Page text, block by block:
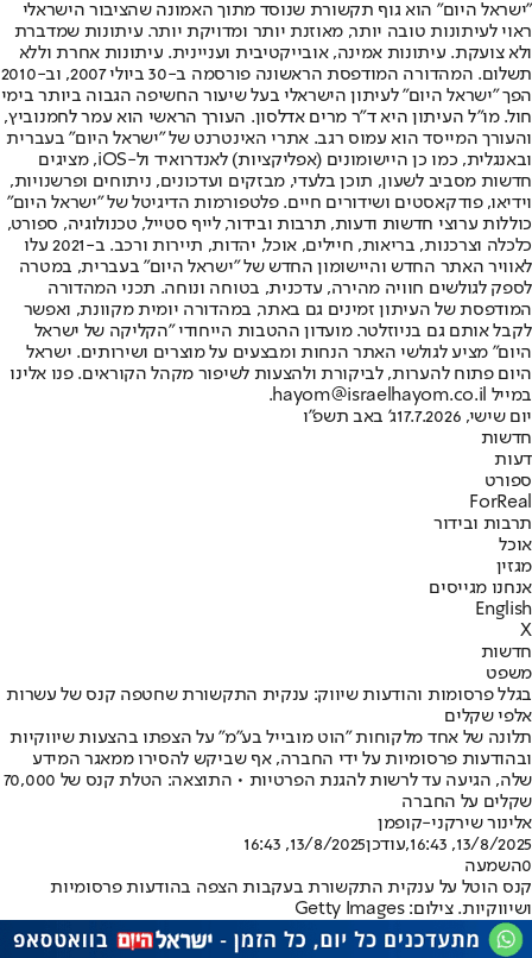
"ישראל היום" הוא גוף תקשורת שנוסד מתוך האמונה שהציבור הישראלי
ראוי לעיתונות טובה יותר, מאוזנת יותר ומדויקת יותר. עיתונות שמדברת
ולא צועקת. עיתונות אמינה, אובייקטיבית ועניינית. עיתונות אחרת וללא
תשלום. המהדורה המודפסת הראשונה פורסמה ב-30 ביולי 2007, וב-2010
הפך "ישראל היום" לעיתון הישראלי בעל שיעור החשיפה הגבוה ביותר בימי
חול. מו"ל העיתון היא ד"ר מרים אדלסון. העורך הראשי הוא עמר לחמנוביץ,
והעורך המייסד הוא עמוס רגב. אתרי האינטרנט של "ישראל היום" בעברית
ובאנגלית, כמו כן היישומונים (אפליקציות) לאנדרואיד ול-iOS, מציגים
חדשות מסביב לשעון, תוכן בלעדי, מבזקים ועדכונים, ניתוחים ופרשנויות,
וידיאו, פודקאסטים ושידורים חיים. פלטפורמות הדיגיטל של "ישראל היום"
כוללות ערוצי חדשות ודעות, תרבות ובידור, לייף סטייל, טכנולוגיה, ספורט,
כלכלה וצרכנות, בריאות, חיילים, אוכל, יהדות, תיירות ורכב. ב-2021 עלו
לאוויר האתר החדש והיישומון החדש של "ישראל היום" בעברית, במטרה
לספק לגולשים חוויה מהירה, עדכנית, בטוחה ונוחה. תכני המהדורה
המודפסת של העיתון זמינים גם באתר, במהדורה יומית מקוונת, ואפשר
לקבל אותם גם בניוזלטר. מועדון ההטבות הייחודי "הקליקה של ישראל
היום" מציע לגולשי האתר הנחות ומבצעים על מוצרים ושירותים. ישראל
היום פתוח להערות, לביקורת ולהצעות לשיפור מקהל הקוראים. פנו אלינו
במייל hayom@israelhayom.co.il.
יום שישי, 17.7.2026
ג' באב תשפ"ו
חדשות
דעות
ספורט
ForReal
תרבות ובידור
אוכל
מגזין
אנחנו מגייסים
English
X
חדשות
משפט
בגלל פרסומות והודעות שיווק: ענקית התקשורת שחטפה קנס של עשרות
אלפי שקלים
תלונה של אחד מלקוחות "הוט מובייל בע"מ" על הצפתו בהצעות שיווקיות
ובהודעות פרסומיות על ידי החברה, אף שביקש להסירו ממאגר המידע
שלה, הגיעה עד לרשות להגנת הפרטיות • התוצאה: הטלת קנס של 70,000
שקלים על החברה
אלינור שירקני-קופמן
13/8/2025, 16:43
,עודכן13/8/2025, 16:43
0השמעה
קנס הוטל על ענקית התקשורת בעקבות הצפה בהודעות פרסומיות
ושיווקיות. צילום: Getty Images